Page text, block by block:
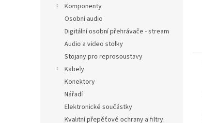
Komponenty
Osobní audio
Digitální osobní přehrávače - stream
Audio a video stolky
Stojany pro reprosoustavy
Kabely
Konektory
Nářadí
Elektronické součástky
Kvalitní přepěťové ochrany a filtry.